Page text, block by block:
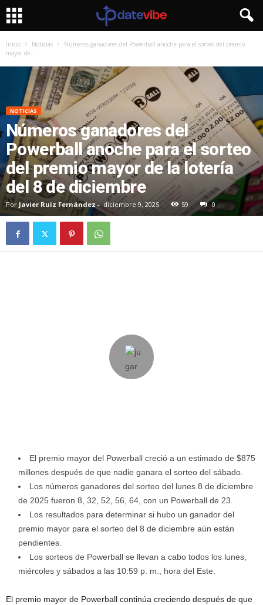
Inicio Noticias
Números ganadores del Powerball anoche para el sorteo del premio
mayor de...
NOTICIAS
Números ganadores del
Powerball anoche para el sorteo
del premio mayor de la lotería
del 8 de diciembre
Por Javier Ruiz Fernández - diciembre 9, 2025 59 0
El premio mayor del Powerball creció a un estimado de $875
millones después de que nadie ganara el sorteo del sábado.
Los números ganadores del sorteo del lunes 8 de diciembre
de 2025 fueron 8, 32, 52, 56, 64, con un Powerball de 23.
Los resultados para determinar si hubo un ganador del
premio mayor para el sorteo del 8 de diciembre aún están
pendientes.
Los sorteos de Powerball se llevan a cabo todos los lunes,
miércoles y sábados a las 10:59 p. m., hora del Este.
El premio mayor de Powerball continúa creciendo después de que